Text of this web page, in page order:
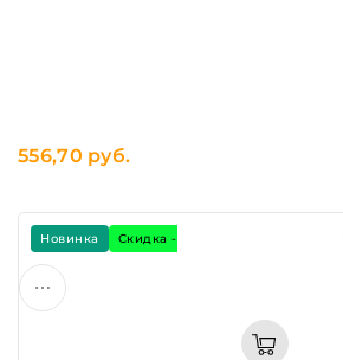
556,70 руб.
Новинка Скидка -7%